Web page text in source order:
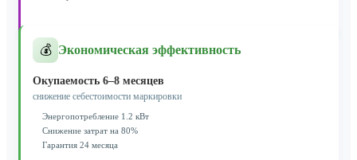
💰 Экономическая эффективность
Окупаемость 6–8 месяцев
снижение себестоимости маркировки
Энергопотребление 1.2 кВт
Снижение затрат на 80%
Гарантия 24 месяца